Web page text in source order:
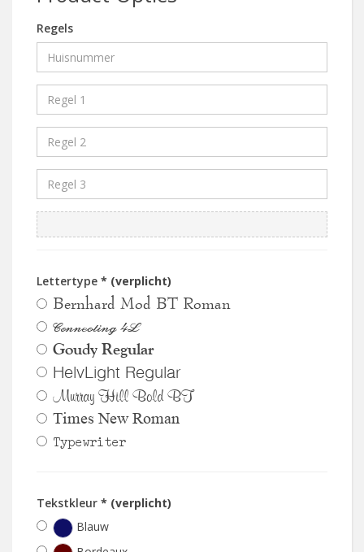
Regels
Lettertype * (verplicht)
Bernhard Mod BT Roman
Connecting 4L
Goudy Regular
HelvLight Regular
Murray Hill Bold BT
Times New Roman
Typewriter
Tekstkleur * (verplicht)
Blauw